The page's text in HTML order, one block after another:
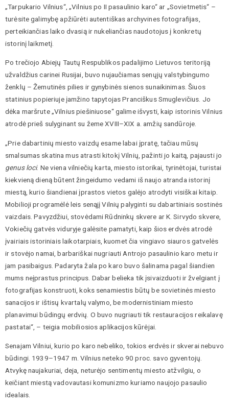
„Tarpukario Vilnius“, „Vilnius po II pasaulinio karo“ ar „Sovietmetis“ –
turėsite galimybę apžiūrėti autentiškas archyvines fotografijas,
perteikiančias laiko dvasią ir nukeliančias naudotojus į konkretų
istorinį laikmetį.
Po trečiojo Abiejų Tautų Respublikos padalijimo Lietuvos teritoriją
užvaldžius carinei Rusijai, buvo nujaučiamas senųjų valstybingumo
ženklų – Žemutinės pilies ir gynybinės sienos sunaikinimas. Šiuos
statinius popieriuje įamžino tapytojas Pranciškus Smuglevičius. Jo
dėka maršrute „Vilnius piešiniuose“ galime išvysti, kaip istorinis Vilnius
atrodė prieš sulyginant su žeme XVIII–XIX a. amžių sandūroje.
„Prie dabartinių miesto vaizdų esame labai įpratę, tačiau mūsų
smalsumas skatina mus atrasti kitokį Vilnių, pažinti jo kaitą, pajausti jo
genus loci. Ne viena vilniečių karta, miesto istorikai, tyrinėtojai, turistai
kiekvieną dieną būtent žingeidumo vedami iš naujo atranda istorinį
miestą, kurio šiandienai įprastos vietos galėjo atrodyti visiškai kitaip.
Mobilioji programėlė leis senąjį Vilnių palyginti su dabartiniais sostinės
vaizdais. Pavyzdžiui, stovėdami Rūdninkų skvere ar K. Sirvydo skvere,
Vokiečių gatvės viduryje galėsite pamatyti, kaip šios erdvės atrodė
įvairiais istoriniais laikotarpiais, kuomet čia vingiavo siauros gatvelės
ir stovėjo namai, barbariškai nugriauti Antrojo pasaulinio karo metu ir
jam pasibaigus. Padaryta žala po karo buvo šalinama pagal šiandien
mums neįprastus principus. Dabar belieka tik įsivaizduoti ir žvelgiant į
fotografijas konstruoti, koks senamiestis būtų be sovietinės miesto
sanacijos ir ištisų kvartalų valymo, be modernistiniam miesto
planavimui būdingų erdvių. O buvo nugriauti tik restauracijos reikalavę
pastatai“, – teigia mobiliosios aplikacijos kūrėjai.
Senajam Vilniui, kurio po karo nebeliko, tokios erdvės ir skverai nebuvo
būdingi. 1939–1947 m. Vilnius neteko 90 proc. savo gyventojų.
Atvykę naujakuriai, deja, neturėjo sentimentų miesto atžvilgiu, o
keičiant miestą vadovautasi komunizmo kuriamo naujojo pasaulio
idealais.